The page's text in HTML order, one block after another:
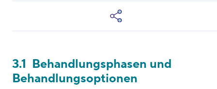
3.1 Behandlungsphasen und
Behandlungsoptionen